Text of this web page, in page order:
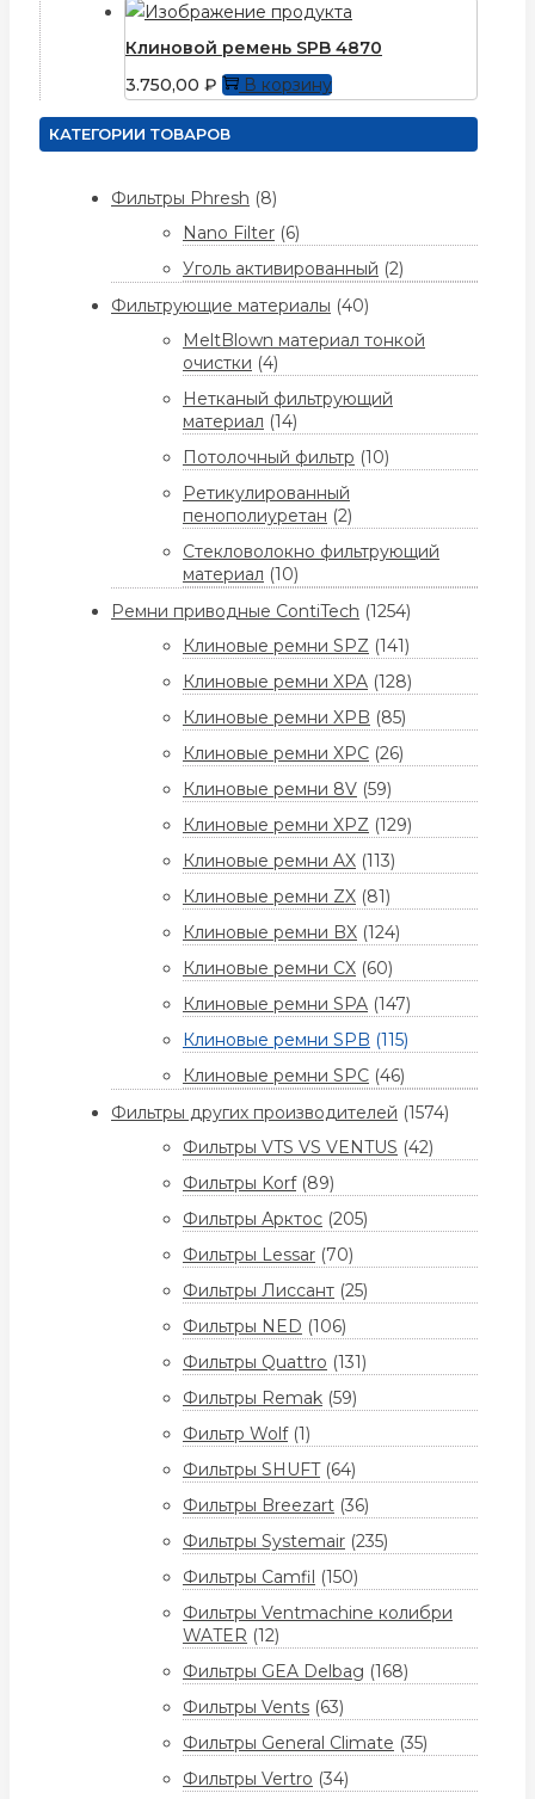
Клиновой ремень SPB 4870
3.750,00 ₽ В корзину
КАТЕГОРИИ ТОВАРОВ
Фильтры Phresh (8)
Nano Filter (6)
Уголь активированный (2)
Фильтрующие материалы (40)
MeltBlown материал тонкой
очистки (4)
Нетканый фильтрующий
материал (14)
Потолочный фильтр (10)
Ретикулированный
пенополиуретан (2)
Стекловолокно фильтрующий
материал (10)
Ремни приводные ContiTech (1254)
Клиновые ремни SPZ (141)
Клиновые ремни XPA (128)
Клиновые ремни XPB (85)
Клиновые ремни XPC (26)
Клиновые ремни 8V (59)
Клиновые ремни XPZ (129)
Клиновые ремни AX (113)
Клиновые ремни ZX (81)
Клиновые ремни BX (124)
Клиновые ремни CX (60)
Клиновые ремни SPA (147)
Клиновые ремни SPB (115)
Клиновые ремни SPC (46)
Фильтры других производителей (1574)
Фильтры VTS VS VENTUS (42)
Фильтры Korf (89)
Фильтры Арктос (205)
Фильтры Lessar (70)
Фильтры Лиссант (25)
Фильтры NED (106)
Фильтры Quattro (131)
Фильтры Remak (59)
Фильтр Wolf (1)
Фильтры SHUFT (64)
Фильтры Breezart (36)
Фильтры Systemair (235)
Фильтры Camfil (150)
Фильтры Ventmachine колибри
WATER (12)
Фильтры GEA Delbag (168)
Фильтры Vents (63)
Фильтры General Climate (35)
Фильтры Vertro (34)